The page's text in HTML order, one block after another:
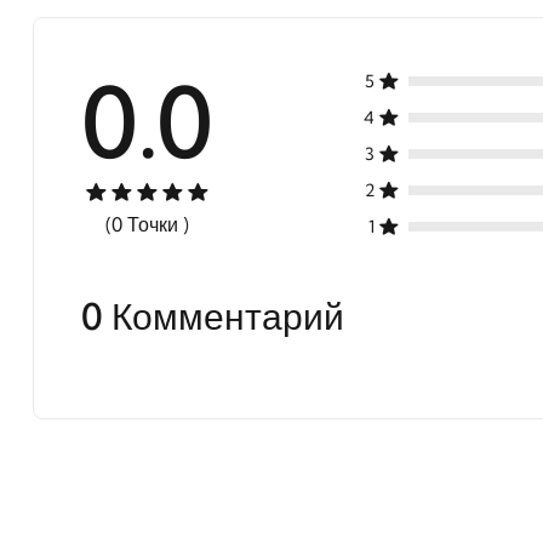
0.0
(0 Точки )
5
4
3
2
1
0 Комментарий